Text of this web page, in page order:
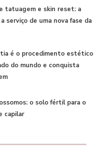
tatuagem e skin reset: a
serviço de uma nova fase da
é o procedimento estético
do mundo e conquista
o solo fértil para o
capilar